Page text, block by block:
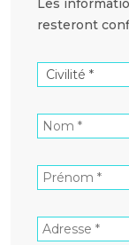
Les
resteront